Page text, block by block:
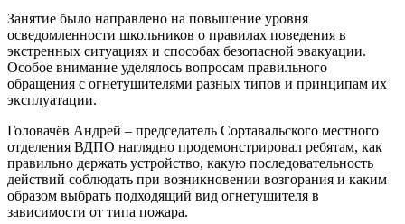
Занятие было направлено на повышение уровня
осведомленности школьников о правилах поведения в
экстренных ситуациях и способах безопасной эвакуации.
Особое внимание уделялось вопросам правильного
обращения с огнетушителями разных типов и принципам их
эксплуатации.
Головачёв Андрей – председатель Сортавальского местного
отделения ВДПО наглядно продемонстрировал ребятам, как
правильно держать устройство, какую последовательность
действий соблюдать при возникновении возгорания и каким
образом выбрать подходящий вид огнетушителя в
зависимости от типа пожара.